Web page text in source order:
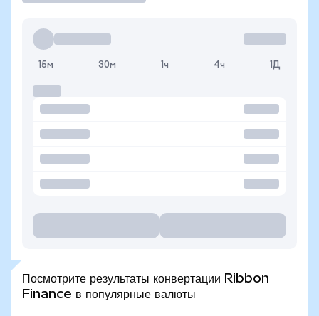
15м 30м 1ч 4ч 1Д
Посмотрите результаты конвертации Ribbon
Finance в популярные валюты